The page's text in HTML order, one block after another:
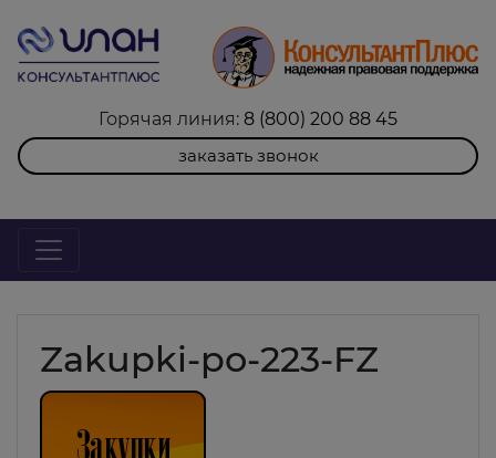
Горячая линия: 8 (800) 200 88 45
заказать звонок
Zakupki-po-223-FZ